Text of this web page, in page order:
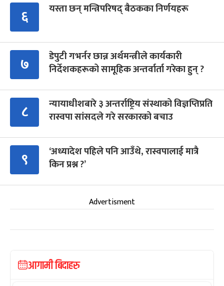
६ यस्ता छन् मन्त्रिपरिषद् बैठकका निर्णयहरू
७
डेपुटी गभर्नर छान्न अर्थमन्त्रीले कार्यकारी
निर्देशकहरूको सामूहिक अन्तर्वार्ता गरेका हुन् ?
८
न्यायाधीशबारे ३ अन्तर्राष्ट्रिय संस्थाको विज्ञप्तिप्रति
रास्वपा सांसदले गरे सरकारको बचाउ
९
‘अध्यादेश पहिले पनि आउँथे, रास्वपालाई मात्रै
किन प्रश्न ?’
Advertisment
आगामी बिदाहरु